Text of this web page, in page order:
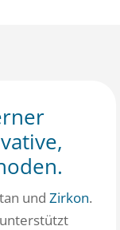
und Zirkon.